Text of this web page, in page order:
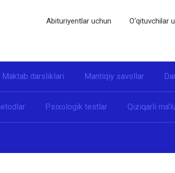
Abituriyentlar uchun O‘qituvchilar
Maktab darsliklari Mantiqiy savollar
Psixologik testlar Qiziqarli